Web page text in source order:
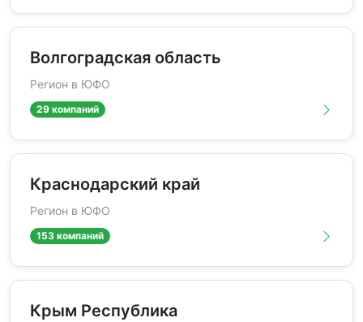
Волгоградская область
Регион в ЮФО
29 компаний
Краснодарский край
Регион в ЮФО
153 компаний
Крым Республика